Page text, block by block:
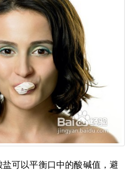
盐可以平衡口中的酸碱值，避